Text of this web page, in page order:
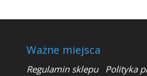
Ważne miejsca
Regulamin sklepu Polityka